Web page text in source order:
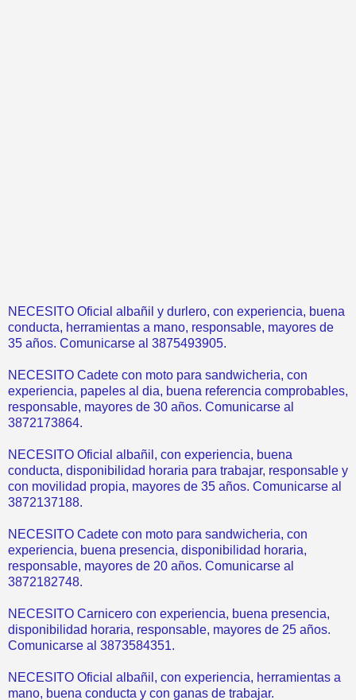
NECESITO Oficial albañil y durlero, con experiencia, buena
conducta, herramientas a mano, responsable, mayores de
35 años. Comunicarse al 3875493905.
NECESITO Cadete con moto para sandwicheria, con
experiencia, papeles al dia, buena referencia comprobables,
responsable, mayores de 30 años. Comunicarse al
3872173864.
NECESITO Oficial albañil, con experiencia, buena
conducta, disponibilidad horaria para trabajar, responsable y
con movilidad propia, mayores de 35 años. Comunicarse al
3872137188.
NECESITO Cadete con moto para sandwicheria, con
experiencia, buena presencia, disponibilidad horaria,
responsable, mayores de 20 años. Comunicarse al
3872182748.
NECESITO Carnicero con experiencia, buena presencia,
disponibilidad horaria, responsable, mayores de 25 años.
Comunicarse al 3873584351.
NECESITO Oficial albañil, con experiencia, herramientas a
mano, buena conducta y con ganas de trabajar.